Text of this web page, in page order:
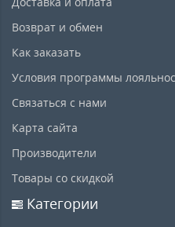
Возврат и обмен
Как заказать
Условия программы
Связаться с нами
Карта сайта
Производители
Товары со скидкой
Категории